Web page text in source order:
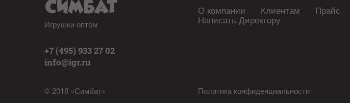
Игрушки оптом
+7 (495) 933 27 02
info@igr.ru
© 2018 «Симбат»
О компании Клиентам Прайс
Написать Директору
Политика конфиденциальности